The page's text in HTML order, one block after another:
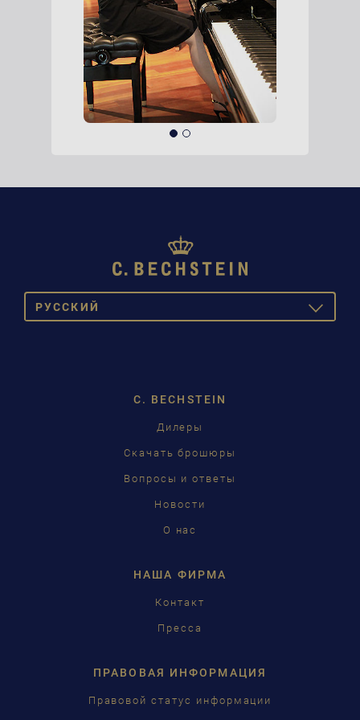
PУССКИЙ
TOGGLE
C. BECHSTEIN
Дилеры
Скачать брошюры
Вопросы и ответы
Новости
О нас
НАША ФИРМА
Контакт
Пресса
ПРАВОВАЯ ИНФОРМАЦИЯ
Правовой статус информации